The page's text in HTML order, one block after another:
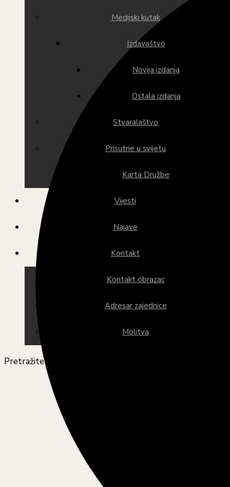
Medijski kutak
Izdavaštvo
Novija izdanja
Ostala izdanja
Stvaralaštvo
Prisutne u svijetu
Karta Družbe
Vijesti
Najave
Kontakt
Kontakt obrazac
Adresar zajednice
Molitva
Pretražite ovu web stranicu